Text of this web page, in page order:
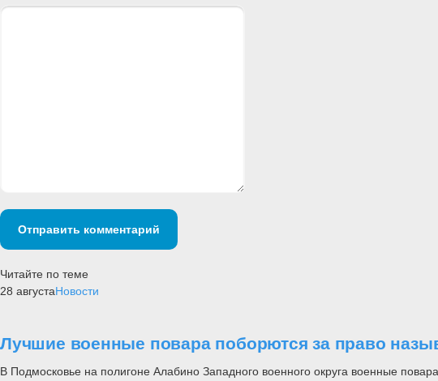
Отправить комментарий
Читайте по теме
28 августаНовости
Лучшие военные повара поборются за право
В Подмосковье на полигоне Алабино Западного военного округа военные